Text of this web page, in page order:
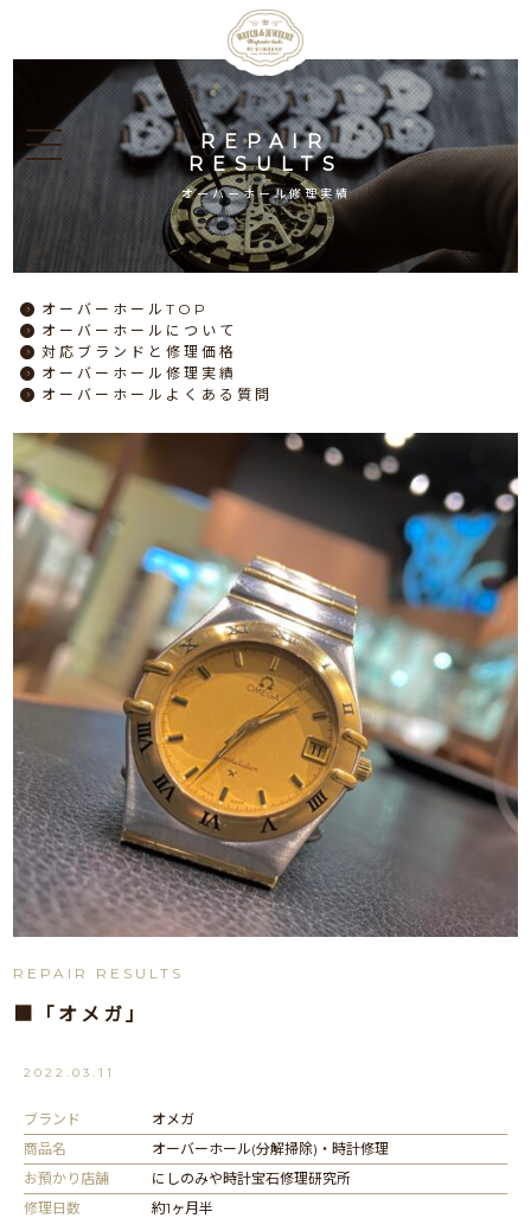
REPAIR
RESULTS
オーバーホール修理実績
オーバーホールTOP
オーバーホール について
対応ブランドと修理価格
オーバーホール修理実績
オーバーホール よくある質問
REPAIR RESULTS
■「オメガ」
2022.03.11
ブランド
オメガ
商品名
オーバーホール(分解掃除)・時計修理
お預かり店舗
にしのみや時計宝石修理研究所
修理日数
約1ヶ月半